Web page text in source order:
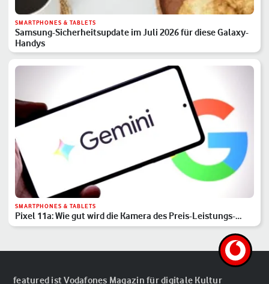
SMARTPHONES & TABLETS
Samsung-Sicherheitsupdate im Juli 2026 für diese Galaxy-
Handys
SMARTPHONES & TABLETS
Pixel 11a: Wie gut wird die Kamera des Preis-Leistungs-
Hits?
featured ist Vodafones Magazin für digitale Kultur